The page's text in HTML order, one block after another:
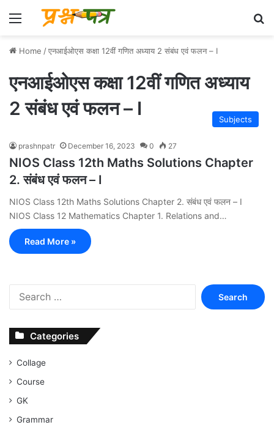
Menu
Home /एनआईओएस कक्षा 12वीं गणित अध्याय 2 संबंध एवं फलन – I
एनआईओएस कक्षा 12वीं गणित अध्याय
2 संबंध एवं फलन – I
Subjects
prashnpatr December 16, 2023 0 27
NIOS Class 12th Maths Solutions Chapter
2. संबंध एवं फलन – I
NIOS Class 12th Maths Solutions Chapter 2. संबंध एवं फलन – I
NIOS Class 12 Mathematics Chapter 1. Relations and…
Read More »
Search
for:
Categories
Collage
Course
GK
Grammar